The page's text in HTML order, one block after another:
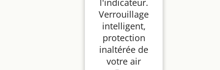
Verrouillage
intelligent,
protection
inaltérée de
votre air